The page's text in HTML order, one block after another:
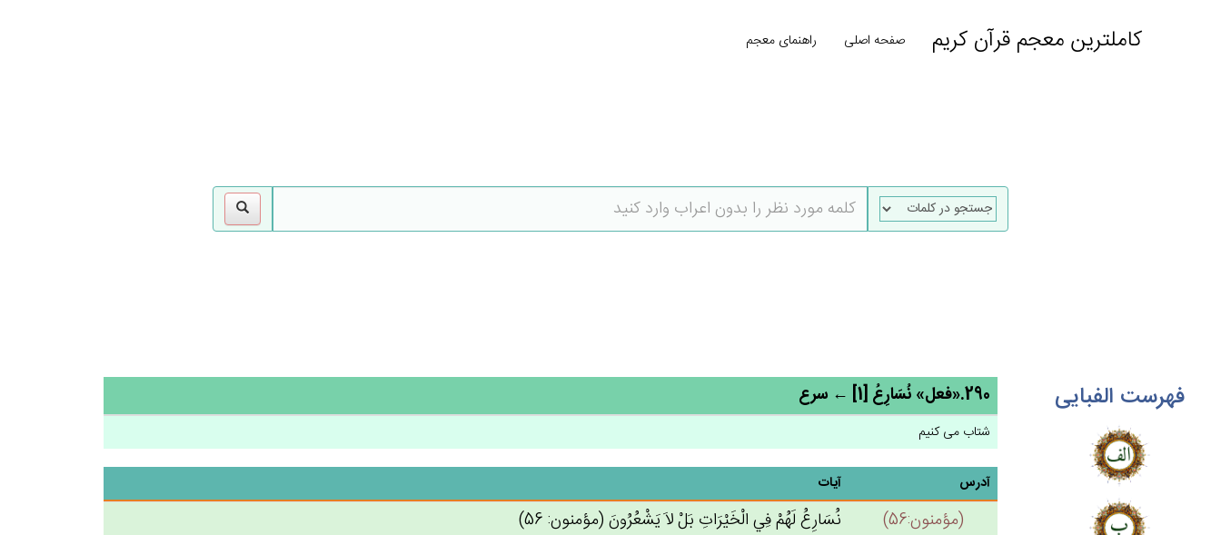
کاملترین معجم قرآن کریم صفحه اصلی راهنمای معجم
فهرست الفبایی 290.«فعل» نُسَارِع‌ُ [1] ← سرع
شتاب می کنیم
آدرس آیات
(مؤمنون:56) نُسَارِع‌ُ لَهُم‌ْ فِي‌ الْخَيْرَات‌ِ بَلْ‌ لاَ يَشْعُرُون‌َ (مؤمنون: 56)